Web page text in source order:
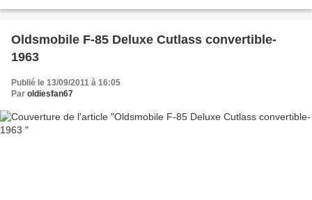
Oldsmobile F-85 Deluxe Cutlass convertible-
1963
Publié le 13/09/2011 à 16:05
Par oldiesfan67